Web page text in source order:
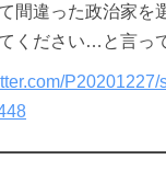
間違った政治家を
ください…と言っ